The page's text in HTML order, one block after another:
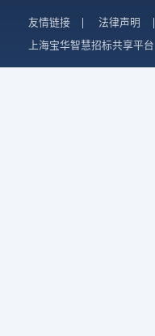
友情链接 | 法律声明 |
上海宝华智慧招标共享平台